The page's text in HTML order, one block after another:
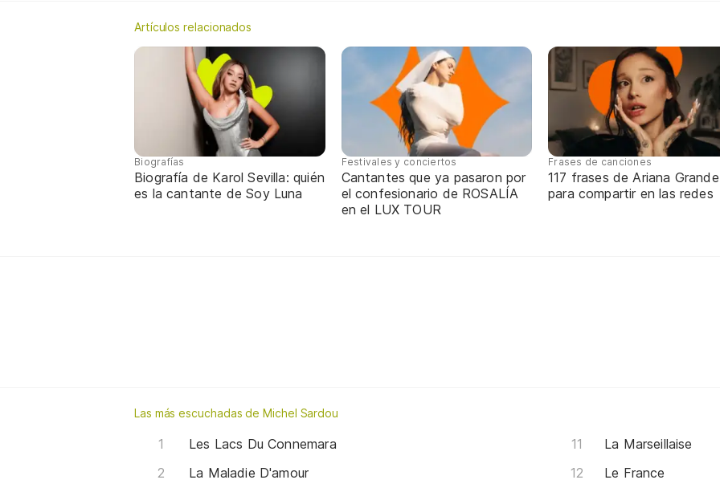
Artículos relacionados
Biografías
Biografía de Karol Sevilla: quién
es la cantante de Soy Luna
Festivales y conciertos
Cantantes que ya pasaron por
el confesionario de ROSALÍA
en el LUX TOUR
Frases de canciones
117 frases de Ariana Grande
para compartir en las redes
Las más escuchadas de Michel Sardou
Les Lacs Du Connemara
La Maladie D'amour
La Marseillaise
Le France